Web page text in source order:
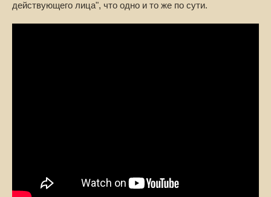
действующего лица", что одно и то же по сути.